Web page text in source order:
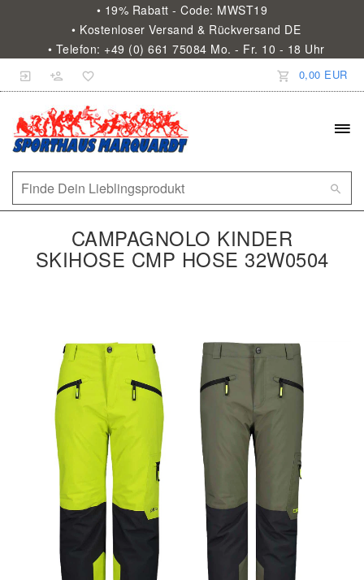
• 19% Rabatt - Code: MWST19
• Kostenloser Versand & Rückversand DE
• Telefon: +49 (0) 661 75084 Mo. - Fr. 10 - 18 Uhr
0,00 EUR
CAMPAGNOLO KINDER
SKIHOSE CMP HOSE 32W0504